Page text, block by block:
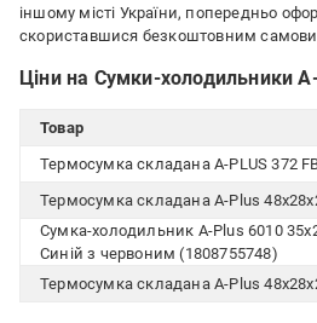
іншому місті України, попередньо
скориставшися безкоштовним
Ціни на Сумки-холодильники
Товар
Термосумка складана A-PLUS 372
Термосумка складана A-Plus
Сумка-холодильник A-Plus 6010
Синій з червоним (1808755748)
Термосумка складана A-Plus